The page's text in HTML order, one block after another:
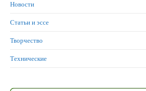
Новости
Статьи и эссе
Творчество
Технические